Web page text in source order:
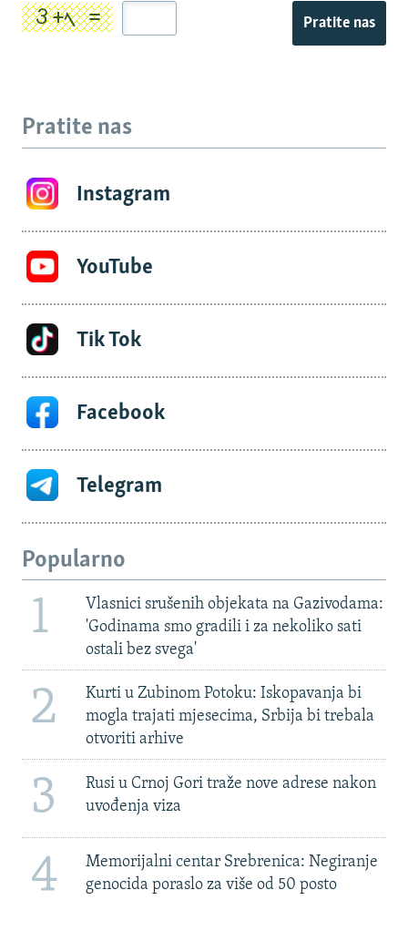
Pratite nas
Pratite nas
Instagram
YouTube
Tik Tok
Facebook
Telegram
Popularno
1
Vlasnici srušenih objekata na Gazivodama:
'Godinama smo gradili i za nekoliko sati
ostali bez svega'
2
Kurti u Zubinom Potoku: Iskopavanja bi
mogla trajati mjesecima, Srbija bi trebala
otvoriti arhive
3
Rusi u Crnoj Gori traže nove adrese nakon
uvođenja viza
4
Memorijalni centar Srebrenica: Negiranje
genocida poraslo za više od 50 posto